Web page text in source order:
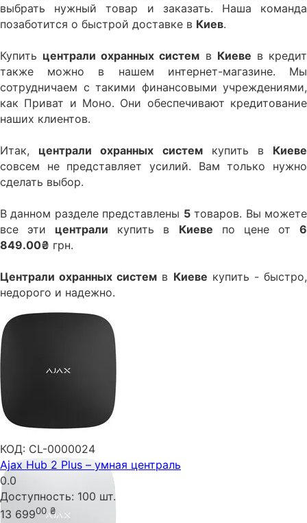
выбрать нужный товар и заказать. Наша команда
позаботится о быстрой доставке в Киeв.
Купить централи охранных систем в Киеве в кредит
также можно в нашем интернет-магазине. Мы
сотрудничаем с такими финансовыми учреждениями,
как Приват и Моно. Они обеспечивают кредитование
наших клиентов.
Итак, централи охранных системкупить в Киеве
совсем не представляет усилий. Вам только нужно
сделать выбор.
В данном разделе представлены 5товаров. Вы можете
все эти централи купить в Киеве по цене от6
849.00₴ грн.
Централи охранных систем в Киеве купить - быстро,
недорого и надежно.
КОД: CL-0000024
Ajax Hub 2 Plus – умная централь
0.0
Доступность: 100 шт.
13 69900 ₴